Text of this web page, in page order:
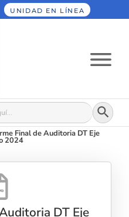
UNIDAD EN LÍNEA
Botón
Final de Auditoria DT Eje
2024
DT Eje